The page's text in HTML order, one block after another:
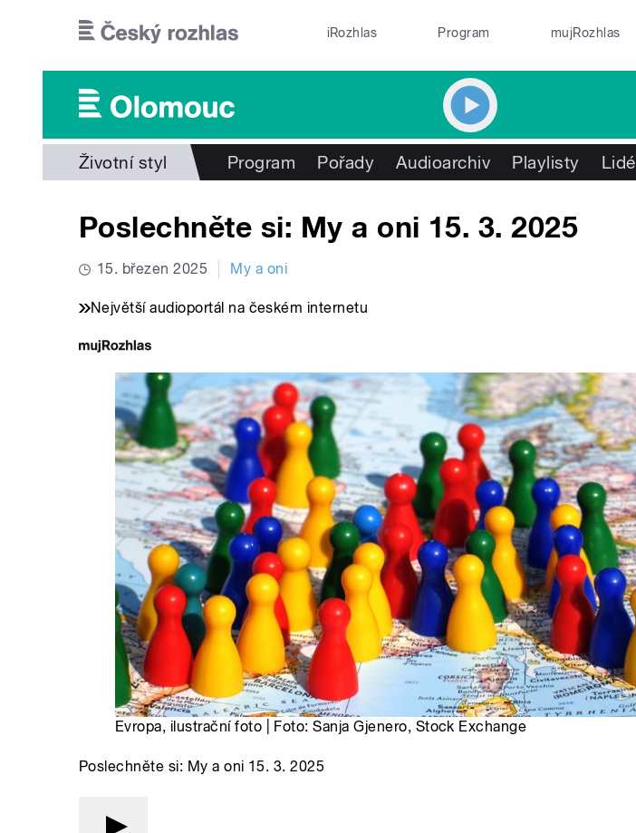
iRozhlas Program mujRozhlas
Životní styl Program Pořady Audioarchiv Playlisty Lidé
Poslechněte si: My a oni 15. 3. 2025
15. březen 2025 My a oni
Největší audioportál na českém internetu
Evropa, ilustrační foto | Foto: Sanja Gjenero, Stock Exchange
Poslechněte si: My a oni 15. 3. 2025